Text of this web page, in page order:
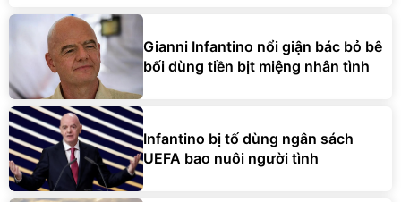
Gianni Infantino nổi giận bác bỏ bê
bối dùng tiền bịt miệng nhân tình
Infantino bị tố dùng ngân sách
UEFA bao nuôi người tình